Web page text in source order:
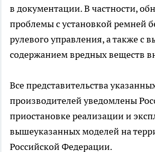
в документации. В частности,
проблемы с установкой ремней
рулевого управления, а также с
содержанием вредных веществ
Все представительства
производителей уведомлены
приостановке реализации и
вышеуказанных моделей на
Российской Федерации.